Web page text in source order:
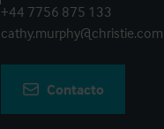
+44 7756 875 133
cathy.murphy@christie.com
Contacto